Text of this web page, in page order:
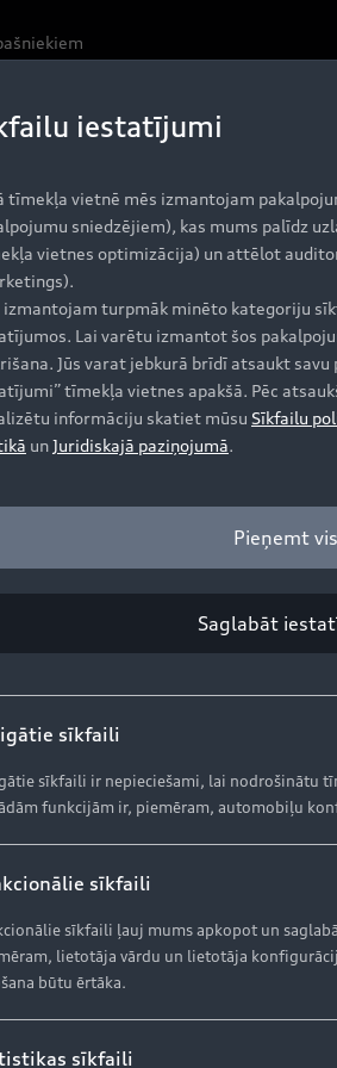
un draugiem, esot pie stūres.
Aktuālie piedāvājumi
Krājuma automobiļi
Lietoti automobiļi
Audi Līzings
AUDI AG
Par kompāniju (ENG)
Ražošanas vietas (ENG)
iestatījumi
tīmekļa vietnē mēs izmantojam
sniedzējiem), kas mums palīdz
vietnes optimizācija) un attēlot
izmantojam turpmāk minēto kategoriju
Lai varētu izmantot šos
Jūs varat jebkurā brīdī atsaukt savu
tīmekļa vietnes apakšā. Pēc
informāciju skatiet mūsu Sīkfailu
unJuridiskajā paziņojumā.
Pieņemt
Saglabāt
sīkfaili
sīkfaili ir nepieciešami, lai nodrošinātu
funkcijām ir, piemēram, automobiļu
sīkfaili
sīkfaili ļauj mums apkopot un
lietotāja vārdu un lietotāja
būtu ērtāka.
sīkfaili